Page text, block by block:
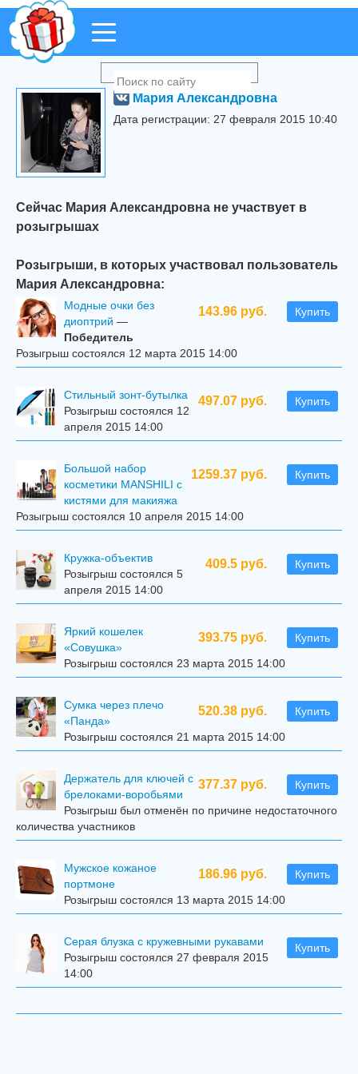
Мария Александровна
Дата регистрации: 27 февраля 2015 10:40
Сейчас Мария Александровна не участвует в
розыгрышах
Розыгрыши, в которых участвовал пользователь
Мария Александровна:
143.96 руб. Купить
Модные очки без
диоптрий —
Победитель
Розыгрыш состоялся 12 марта 2015 14:00
497.07 руб. Купить
Стильный зонт-бутылка
Розыгрыш состоялся 12
апреля 2015 14:00
1259.37 руб. Купить
Большой набор
косметики MANSHILI с
кистями для макияжа
Розыгрыш состоялся 10 апреля 2015 14:00
409.5 руб. Купить
Кружка-объектив
Розыгрыш состоялся 5
апреля 2015 14:00
393.75 руб. Купить
Яркий кошелек
«Совушка»
Розыгрыш состоялся 23 марта 2015 14:00
520.38 руб. Купить
Сумка через плечо
«Панда»
Розыгрыш состоялся 21 марта 2015 14:00
377.37 руб. Купить
Держатель для ключей с
брелоками-воробьями
Розыгрыш был отменён по причине недостаточного
количества участников
186.96 руб. Купить
Мужское кожаное
портмоне
Розыгрыш состоялся 13 марта 2015 14:00
Купить
Серая блузка с кружевными рукавами
Розыгрыш состоялся 27 февраля 2015
14:00